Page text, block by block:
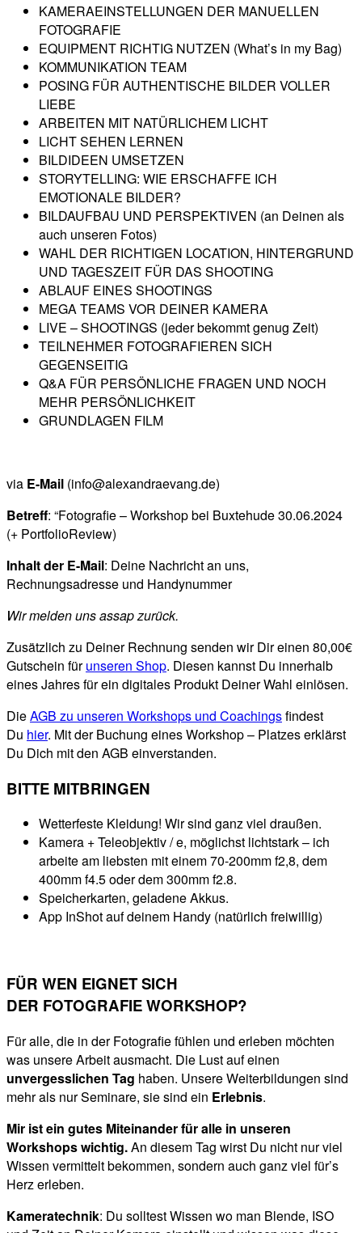
KAMERAEINSTELLUNGEN DER MANUELLEN
FOTOGRAFIE
EQUIPMENT RICHTIG NUTZEN (What’s in my Bag)
KOMMUNIKATION TEAM
POSING FÜR AUTHENTISCHE BILDER VOLLER
LIEBE
ARBEITEN MIT NATÜRLICHEM LICHT
LICHT SEHEN LERNEN
BILDIDEEN UMSETZEN
STORYTELLING: WIE ERSCHAFFE ICH
EMOTIONALE BILDER?
BILDAUFBAU UND PERSPEKTIVEN (an Deinen als
auch unseren Fotos)
WAHL DER RICHTIGEN LOCATION, HINTERGRUND
UND TAGESZEIT FÜR DAS SHOOTING
ABLAUF EINES SHOOTINGS
MEGA TEAMS VOR DEINER KAMERA
LIVE – SHOOTINGS (jeder bekommt genug Zeit)
TEILNEHMER FOTOGRAFIEREN SICH
GEGENSEITIG
Q&A FÜR PERSÖNLICHE FRAGEN UND NOCH
MEHR PERSÖNLICHKEIT
GRUNDLAGEN FILM
via E-Mail (info@alexandraevang.de)
Betreff: “Fotografie – Workshop bei Buxtehude 30.06.2024
(+ PortfolioReview)
Inhalt der E-Mail: Deine Nachricht an uns,
Rechnungsadresse und Handynummer
Wir melden uns assap zurück.
Zusätzlich zu Deiner Rechnung senden wir Dir einen 80,00€
Gutschein fürunseren Shop. Diesen kannst Du innerhalb
eines Jahres für ein digitales Produkt Deiner Wahl einlösen.
DieAGB zu unseren Workshops und Coachingsfindest
Du hier. Mit der Buchung eines Workshop – Platzes erklärst
Du Dich mit den AGB einverstanden.
BITTE MITBRINGEN
Wetterfeste Kleidung! Wir sind ganz viel draußen.
Kamera + Teleobjektiv / e, möglichst lichtstark – ich
arbeite am liebsten mit einem 70-200mm f2,8, dem
400mm f4.5 oder dem 300mm f2.8.
Speicherkarten, geladene Akkus.
App InShot auf deinem Handy (natürlich freiwillig)
FÜR WEN EIGNET SICH
DER FOTOGRAFIE WORKSHOP?
Für alle, die in der Fotografie fühlen und erleben möchten
was unsere Arbeit ausmacht. Die Lust auf einen
unvergesslichen Tag haben. Unsere Weiterbildungen sind
mehr als nur Seminare, sie sind ein Erlebnis.
Mir ist ein gutes Miteinander für alle in unseren
Workshops wichtig.An diesem Tag wirst Du nicht nur viel
Wissen vermittelt bekommen, sondern auch ganz viel für’s
Herz erleben.
Kameratechnik: Du solltest Wissen wo man Blende, ISO